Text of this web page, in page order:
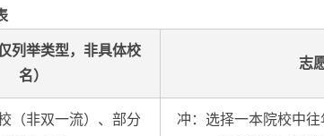
列举类型，非具体校
名）
志
（非双一流）、部分
冲：选择一本院校中